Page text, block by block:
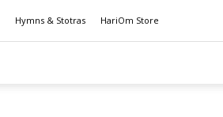
Hymns & Stotras HariOm Store